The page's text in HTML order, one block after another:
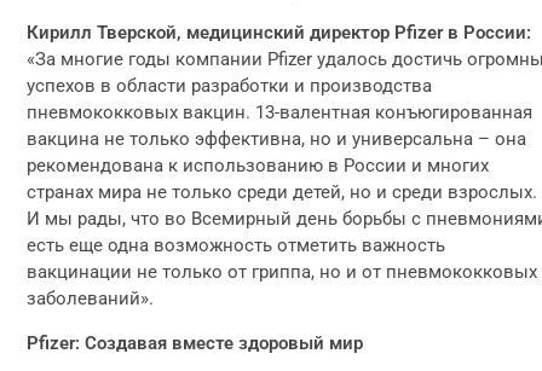
Кирилл Тверской, медицинский директор Pfizer в России:
«За многие годы компании Pfizer удалось достичь
успехов в области разработки и производства
пневмококковых вакцин. 13-валентная конъюгированная
вакцина не только эффективна, но и универсальна – она
рекомендована к использованию в России и многих
странах мира не только среди детей, но и среди взрослых.
И мы рады, что во Всемирный день борьбы с
есть еще одна возможность отметить важность
вакцинации не только от гриппа, но и от пневмококковых
заболеваний».
Pfizer: Создавая вместе здоровый мир